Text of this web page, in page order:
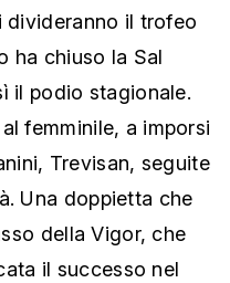
divideranno il trofeo
ha chiuso la Sal
il podio stagionale.
femminile, a imporsi
Trevisan, seguite
Una doppietta che
della Vigor, che
il successo nel